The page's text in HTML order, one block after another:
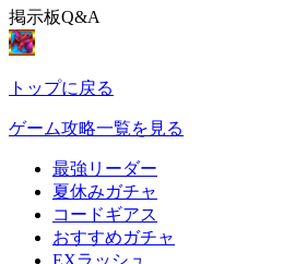
掲示板Q&A
トップに戻る
ゲーム攻略一覧を見る
最強リーダー
夏休みガチャ
コードギアス
おすすめガチャ
EXラッシュ